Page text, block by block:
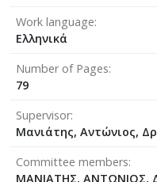
Work language
Ελληνικά
Number of Pages
79
Supervisor
Μανιάτης, Αντώνιος, Δρ
Committee members
ΜΑΝΙΑΤΗΣ, ΑΝΤΩΝΙΟΣ,